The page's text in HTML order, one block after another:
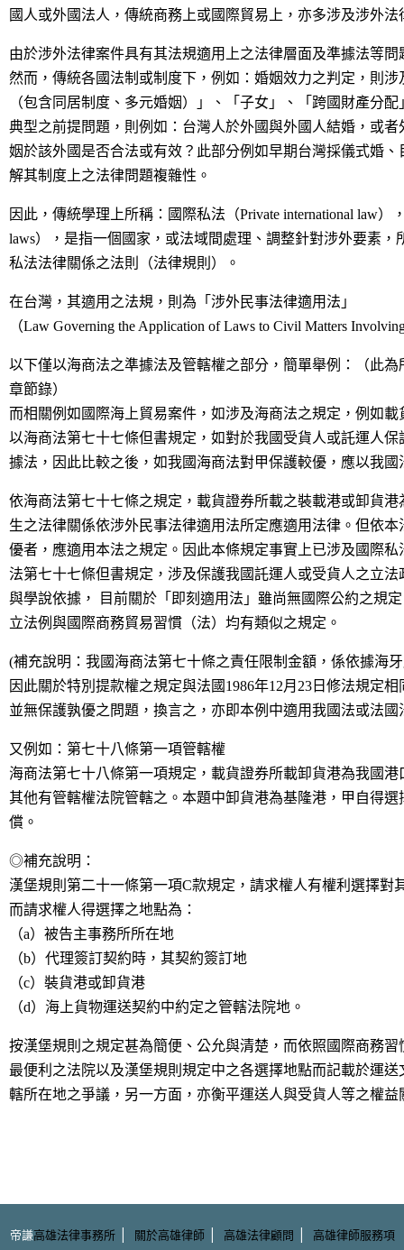
國人或外國法人，傳統商務上或國際貿易上，亦多涉及涉外法
由於涉外法律案件具有其法規適用上之法律層面及準據法等
然而，傳統各國法制或制度下，例如：婚姻效力之判定，則
（包含同居制度、多元婚姻）」、「子女」、「跨國財產分
典型之前提問題，則例如：台灣人於外國與外國人結婚，或
姻於該外國是否合法或有效？此部分例如早期台灣採儀式婚
解其制度上之法律問題複雜性。
因此，傳統學理上所稱：國際私法（Private international law）
laws），是指一個國家，或法域間處理、調整針對涉外要素
私法法律關係之法則（法律規則）。
在台灣，其適用之法規，則為「涉外民事法律適用法」
（Law Governing the Application of Laws to Civil Matters
以下僅以海商法之準據法及管轄權之部分，簡單舉例：（此
章節錄）
而相關例如國際海上貿易案件，如涉及海商法之規定，例如
以海商法第七十七條但書規定，如對於我國受貨人或託運人
據法，因此比較之後，如我國海商法對甲保護較優，應以我國
依海商法第七十七條之規定，載貨證券所載之裝載港或卸貨
生之法律關係依涉外民事法律適用法所定應適用法律。但依
優者，應適用本法之規定。因此本條規定事實上已涉及國際
法第七十七條但書規定，涉及保護我國託運人或受貨人之立
與學說依據， 目前關於「即刻適用法」雖尚無國際公約之規
立法例與國際商務貿易習慣（法）均有類似之規定。
(補充說明：我國海商法第七十條之責任限制金額，係依據海
因此關於特別提款權之規定與法國1986年12月23日修法規定
並無保護孰優之問題，換言之，亦即本例中適用我國法或法
又例如：第七十八條第一項管轄權
海商法第七十八條第一項規定，載貨證券所載卸貨港為我國
其他有管轄權法院管轄之。本題中卸貨港為基隆港，甲自得
償。
◎補充說明：
漢堡規則第二十一條第一項C款規定，請求權人有權利選擇對
而請求權人得選擇之地點為：
（a）被告主事務所所在地
（b）代理簽訂契約時，其契約簽訂地
（c）裝貨港或卸貨港
（d）海上貨物運送契約中約定之管轄法院地。
按漢堡規則之規定甚為簡便、公允與清楚，而依照國際商務
最便利之法院以及漢堡規則規定中之各選擇地點而記載於運
轄所在地之爭議，另一方面，亦衡平運送人與受貨人等之權益
帝謙高雄法律事務所| 關於高雄律師| 高雄法律顧問 | 高雄律師服務項